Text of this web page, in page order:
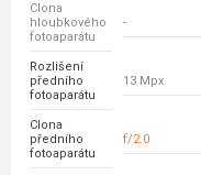
Clona
hloubkového
fotoaparátu
-
Rozlišení
předního
fotoaparátu
13 Mpx
Clona
předního
fotoaparátu
f/2.0